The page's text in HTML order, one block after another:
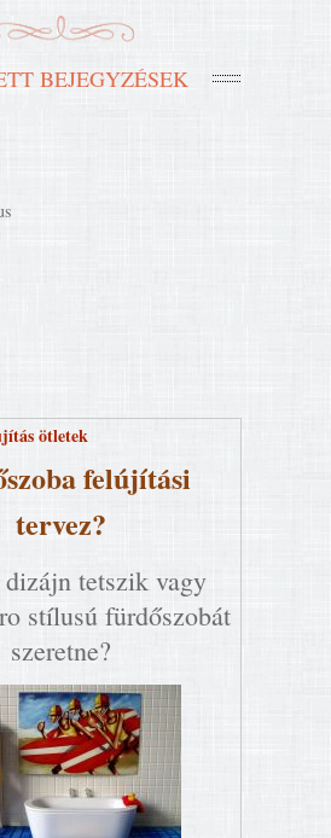
BEJEGYZÉSEK
ötletek
felújítási
tervez?
tetszik vagy
stílusú fürdőszobát
szeretne?